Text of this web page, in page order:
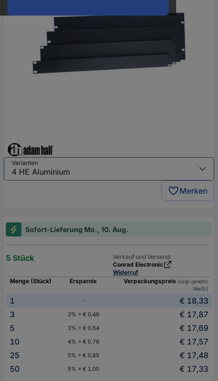
Varianten
Merken
Sofort-Lieferung Mo., 10. Aug.
5 Stück
Verkauf und Versand:
Conrad Electronic
Widerruf
Menge (Stück)
Ersparnis Verpackungspreis (zzgl. gesetzl.
MwSt.)
1 -
€ 18,33
3
3% = € 0,46
€ 17,87
5
3% = € 0,64
€ 17,69
10
4% = € 0,76
€ 17,57
25
5% = € 0,85
€ 17,48
50
5% = € 1,00 € 17,33